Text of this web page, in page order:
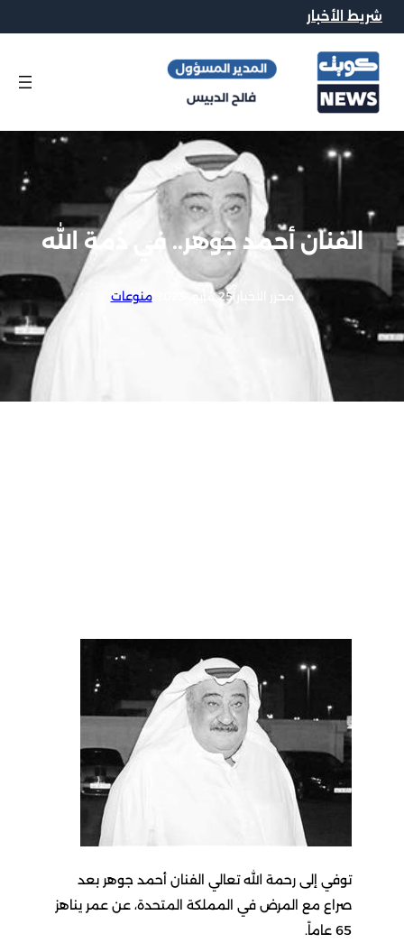
شريط الأخبار
الفنان أحمد جوهر.. في ذمة الله
محرر الاخبار 25 مايو, 2023 |منوعات
توفي إلى رحمة الله تعالي الفنان أحمد جوهر بعد
صراع مع المرض في المملكة المتحدة، عن عمر يناهز
65 عاماً.